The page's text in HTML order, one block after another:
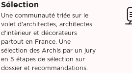
Sélection
Une communauté triée sur le
volet d'architectes, architectes
d'intèrieur et décorateurs
partout en France. Une
sélection des Archis par un jury
en 5 étapes de sélection sur
dossier et recommandations.